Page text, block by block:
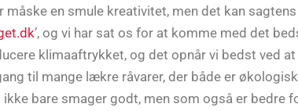
måske en smule kreativitet, men det kan
’, og vi har sat os for at komme med det
klimaaftrykket, og det opnår vi bedst ved
til mange lækre råvarer, der både er
ikke bare smager godt, men som også er